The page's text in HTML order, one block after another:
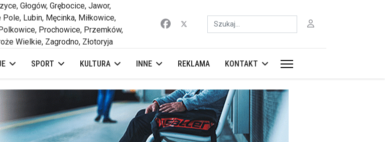
Głogów, Grębocice, Jawor,
Lubin, Męcinka, Miłkowice,
Prochowice, Przemków,
Wielkie, Zagrodno, Złotoryja
Szukaj
SPORT KULTURA INNE REKLAMA KONTAKT